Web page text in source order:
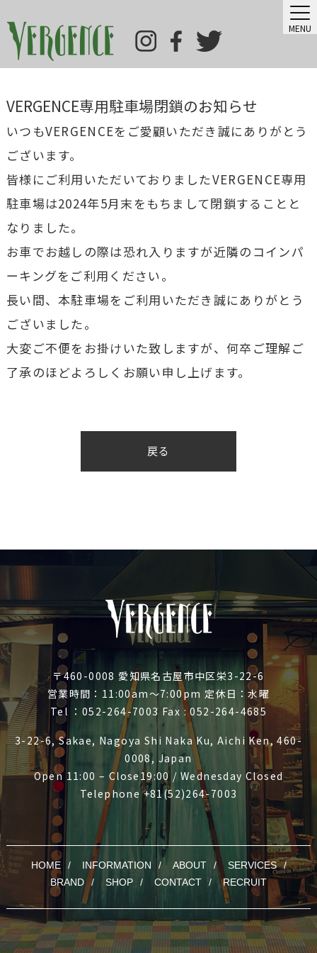
MENU
VERGENCE専用駐車場閉鎖のお知らせ
いつもVERGENCEをご愛顧いただき誠にありがとう
ございます。
皆様にご利用いただいておりましたVERGENCE専用
駐車場は2024年5月末をもちまして閉鎖することと
なりました。
お車でお越しの際は恐れ入りますが近隣のコインパ
ーキングをご利用ください。
長い間、本駐車場をご利用いただき誠にありがとう
ございました。
大変ご不便をお掛けいた致しますが、何卒ご理解ご
了承のほどよろしくお願い申し上げます。
戻る
〒460-0008 愛知県名古屋市中区栄3-22-6
営業時間：11:00am～7:00pm 定休日：水曜
Tel ：052-264-7003 Fax : 052-264-4685
3-22-6, Sakae, Nagoya Shi Naka Ku, Aichi Ken, 460-
0008, Japan
Open 11:00 – Close19:00 / Wednesday Closed
Telephone +81(52)264-7003
HOME INFORMATION ABOUT
SERVICES
BRAND
SHOP CONTACT RECRUIT